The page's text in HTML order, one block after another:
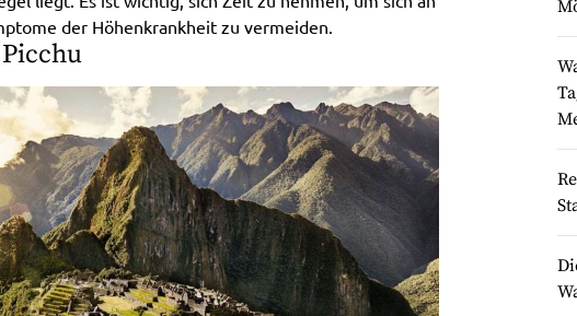
der Höhenkrankheit zu vermeiden.